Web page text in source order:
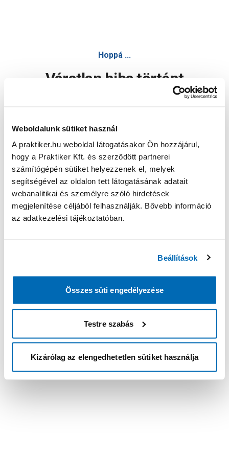
Weboldalunk sütiket használ
A praktiker.hu weboldal látogatásakor Ön hozzájárul,
hogy a Praktiker Kft. és szerződött partnerei
számítógépén sütiket helyezzenek el, melyek
segítségével az oldalon tett látogatásának adatait
webanalitikai és személyre szóló hirdetések
megjelenítése céljából felhasználják. Bővebb információ
az adatkezelési tájékoztatóban.
Beállítások
Összes süti engedélyezése
Testre szabás
Kizárólag az elengedhetetlen sütiket használja
Hoppá ...
Váratlan hiba történt
Oldal újratöltése